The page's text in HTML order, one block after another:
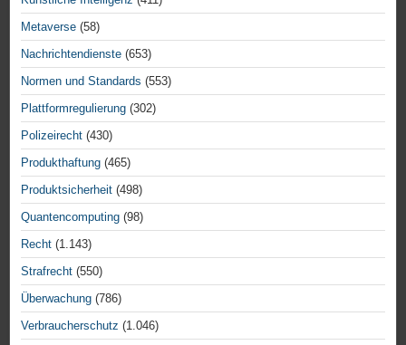
Metaverse (58)
Nachrichtendienste (653)
Normen und Standards (553)
Plattformregulierung (302)
Polizeirecht (430)
Produkthaftung (465)
Produktsicherheit (498)
Quantencomputing (98)
Recht (1.143)
Strafrecht (550)
Überwachung (786)
Verbraucherschutz (1.046)